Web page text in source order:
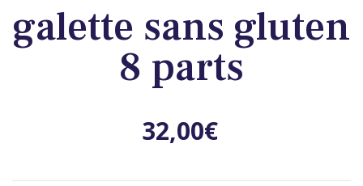
galette sans gluten
8 parts
32,00€